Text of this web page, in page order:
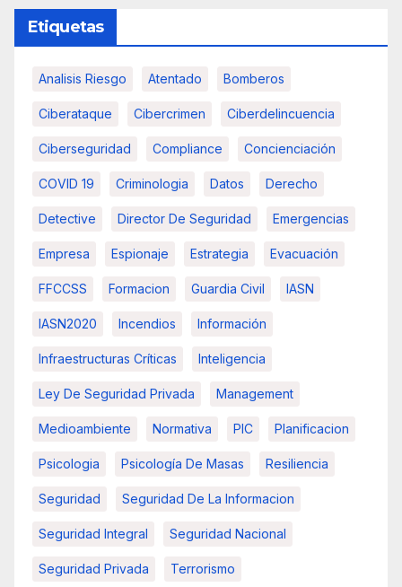
Etiquetas
Analisis Riesgo Atentado Bomberos
Ciberataque Cibercrimen Ciberdelincuencia
Ciberseguridad Compliance Concienciación
COVID 19 Criminologia Datos Derecho
Detective Director De Seguridad Emergencias
Empresa Espionaje Estrategia Evacuación
FFCCSS Formacion Guardia Civil IASN
IASN2020 Incendios Información
Infraestructuras Críticas Inteligencia
Ley De Seguridad Privada Management
Medioambiente Normativa PIC Planificacion
Psicologia Psicología De Masas Resiliencia
Seguridad Seguridad De La Informacion
Seguridad Integral Seguridad Nacional
Seguridad Privada Terrorismo